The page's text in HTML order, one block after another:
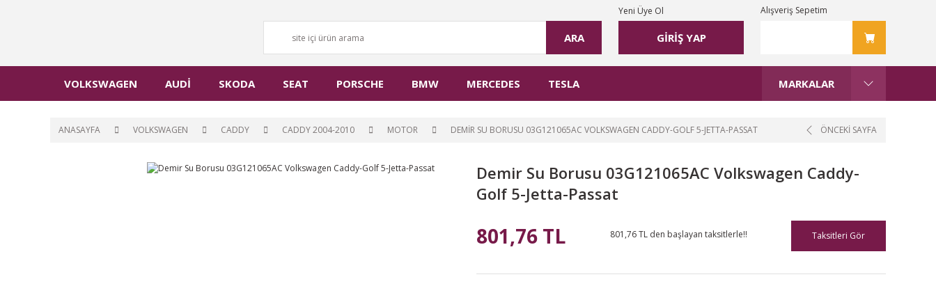
ARA GİRİŞ YAP
Yeni Üye Ol Alışveriş Sepetim
VOLKSWAGEN AUDİ SKODA SEAT PORSCHE BMW MERCEDES TESLA MARKALAR
ANASAYFA VOLKSWAGEN CADDY CADDY 2004-2010 MOTOR DEMIR SU BORUSU 03G121065AC VOLKSWAGEN CADDY-GOLF 5-JETTA-PASSAT ÖNCEKİ SAYFA
Demir Su Borusu 03G121065AC Volkswagen Caddy-
Golf 5-Jetta-Passat
801,76 TL 801,76 TL den başlayan taksitlerle!! Taksitleri Gör